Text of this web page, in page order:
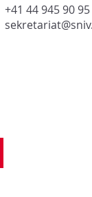
+41 44 945 90 95